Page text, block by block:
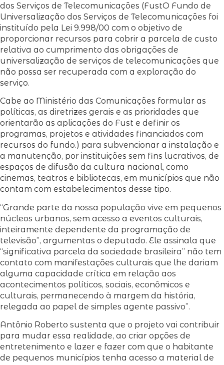
dos Serviços de Telecomunicações (FustO Fundo de
Universalização dos Serviços de Telecomunicações foi
instituído pela Lei 9.998/00 com o objetivo de
proporcionar recursos para cobrir a parcela de custo
relativa ao cumprimento das obrigações de
universalização de serviços de telecomunicações que
não possa ser recuperada com a exploração do
serviço.
Cabe ao Ministério das Comunicações formular as
políticas, as diretrizes gerais e as prioridades que
orientarão as aplicações do Fust e definir os
programas, projetos e atividades financiados com
recursos do fundo.) para subvencionar a instalação e
a manutenção, por instituições sem fins lucrativos, de
espaços de difusão da cultura nacional, como
cinemas, teatros e bibliotecas, em municípios que não
contam com estabelecimentos desse tipo.
“Grande parte da nossa população vive em pequenos
núcleos urbanos, sem acesso a eventos culturais,
inteiramente dependente da programação de
televisão”, argumentas o deputado. Ele assinala que
“significativa parcela da sociedade brasileira” não tem
contato com manifestações culturais que lhe dariam
alguma capacidade crítica em relação aos
acontecimentos políticos, sociais, econômicos e
culturais, permanecendo à margem da história,
relegada ao papel de simples agente passivo”.
Antônio Roberto sustenta que o projeto vai contribuir
para mudar essa realidade, ao criar opções de
entretenimento e lazer e fazer com que o habitante
de pequenos municípios tenha acesso a material de